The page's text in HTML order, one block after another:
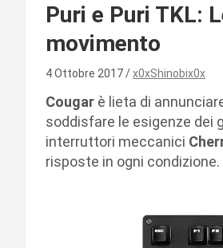
Puri e Puri TKL:
movimento
4 Ottobre 2017 x0xShinobix0x
Cougar è lieta di
soddisfare le esigenze dei
interruttori meccanici
risposte in ogni condizione.